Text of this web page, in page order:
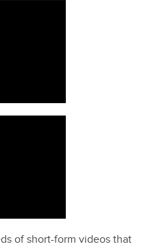
of short-form videos that